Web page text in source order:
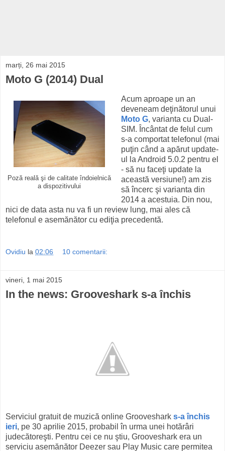
marți, 26 mai 2015
Moto G (2014) Dual
Poză reală şi de calitate îndoielnică
a dispozitivului
Acum aproape un an
deveneam deţinătorul unui
Moto G, varianta cu Dual-
SIM. Încântat de felul cum
s-a comportat telefonul (mai
puţin când a apărut update-
ul la Android 5.0.2 pentru el
- să nu faceţi update la
această versiune!) am zis
să încerc şi varianta din
2014 a acestuia. Din nou,
nici de data asta nu va fi un review lung, mai ales că
telefonul e asemănător cu ediţia precedentă.
Ovidiu la 02:06 10 comentarii:
vineri, 1 mai 2015
In the news: Grooveshark s-a închis
Serviciul gratuit de muzică online Grooveshark s-a închis
ieri, pe 30 aprilie 2015, probabil în urma unei hotărâri
judecătoreşti. Pentru cei ce nu ştiu, Grooveshark era un
serviciu asemănător Deezer sau Play Music care permitea